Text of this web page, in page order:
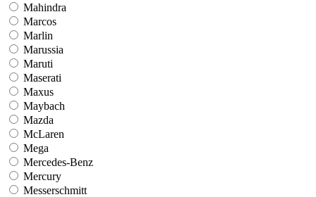
Mahindra
Marcos
Marlin
Marussia
Maruti
Maserati
Maxus
Maybach
Mazda
McLaren
Mega
Mercedes-Benz
Mercury
Messerschmitt